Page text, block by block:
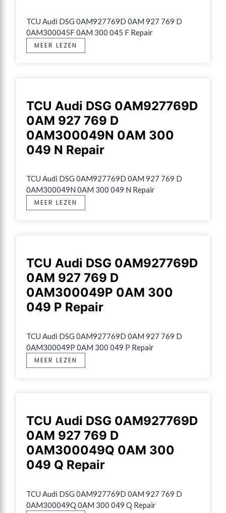
TCU Audi DSG 0AM927769D 0AM 927 769 D
0AM300045F 0AM 300 045 F Repair
MEER LEZEN
TCU Audi DSG 0AM927769D
0AM 927 769 D
0AM300049N 0AM 300
049 N Repair
TCU Audi DSG 0AM927769D 0AM 927 769 D
0AM300049N 0AM 300 049 N Repair
MEER LEZEN
TCU Audi DSG 0AM927769D
0AM 927 769 D
0AM300049P 0AM 300
049 P Repair
TCU Audi DSG 0AM927769D 0AM 927 769 D
0AM300049P 0AM 300 049 P Repair
MEER LEZEN
TCU Audi DSG 0AM927769D
0AM 927 769 D
0AM300049Q 0AM 300
049 Q Repair
TCU Audi DSG 0AM927769D 0AM 927 769 D
0AM300049Q 0AM 300 049 Q Repair